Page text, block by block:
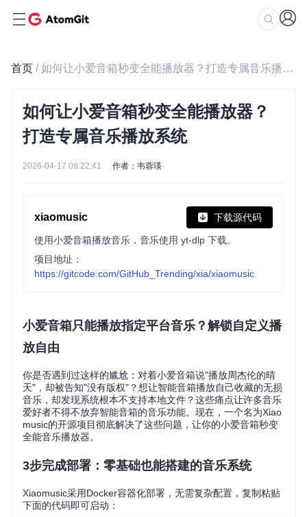
首页 / 如何让小爱音箱秒变全能播放器？打造专属音乐播放系统
如何让小爱音箱秒变全能播放器？
打造专属音乐播放系统
2026-04-17 08:22:41 作者：韦蓉瑛
xiaomusic 下载源代码
使用小爱音箱播放音乐，音乐使用 yt-dlp 下载。
项目地址：
https://gitcode.com/GitHub_Trending/xia/xiaomusic
小爱音箱只能播放指定平台音乐？解锁自定义播
放自由
你是否遇到过这样的尴尬：对着小爱音箱说"播放周杰伦的晴
天"，却被告知"没有版权"？想让智能音箱播放自己收藏的无损
音乐，却发现系统根本不支持本地文件？这些痛点让许多音乐
爱好者不得不放弃智能音箱的音乐功能。现在，一个名为Xiao
music的开源项目彻底解决了这些问题，让你的小爱音箱秒变
全能音乐播放器。
3步完成部署：零基础也能搭建的音乐系统
Xiaomusic采用Docker容器化部署，无需复杂配置，复制粘贴
下面的代码即可启动：